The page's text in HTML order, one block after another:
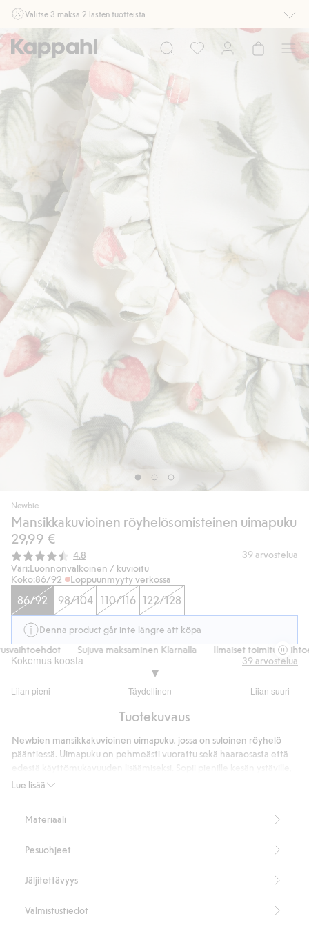
Valitse 3 maksa 2 lasten tuotteista
Ei Newbie. Ostaessasi 2 tuotetta tai enemmän. Voimassa 3-16.8. asti
myymälässä ja verkossa. Ei voi yhdistää muihin alennuksiin tai tarjouksiin.
Osta nyt
Newbie
Mansikkakuvioinen röyhelösomisteinen uimapuku
29,99 €
Keskimääräinen luokitus:
4.8 39 arvostelua
Väri:Luonnonvalkoinen / kuvioitu
Koko:86/92 Loppuunmyyty verkossa
86/92 98/104 110/116 122/128
Denna product går inte längre att köpa
Sujuva maksaminen Klarnalla Ilmaiset
Kokemus koosta
Liian pieni Täydellinen Liian suuri
/
ääneen
39 arvostelua
Tuotekuvaus
Lue lisää
Newbien mansikkakuvioinen uimapuku, jossa on suloinen röyhelö
pääntiessä. Uimapuku on pehmeästi vuorattu sekä haaraosasta että
jotka haluavat nauttia aurinkoisista päivistä. Vastaavanlainen malli on
Tuotenumero
Materiaali
Pesuohjeet
Jäljitettävyys
Valmistustiedot